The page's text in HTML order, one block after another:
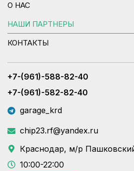
О НАС
НАШИ ПАРТНЕРЫ
КОНТАКТЫ
+7-(961)-588-82-40
+7-(961)-582-82-40
garage_krd
chip23.rf@yandex.ru
Краснодар, м/р
10:00-22:00